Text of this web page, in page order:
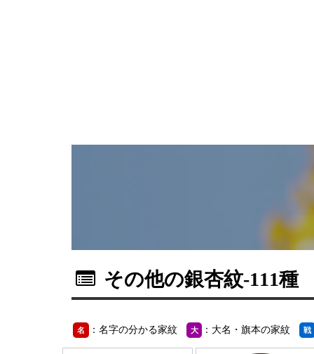
その他の銀杏紋-111種
名 ：名字の分かる家紋 大 ：大名・旗本の家紋 戦